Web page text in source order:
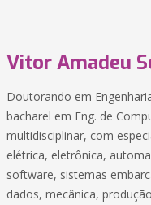
Vitor Amadeu
Doutorando em
bacharel em Eng. de
multidisciplinar, com
elétrica, eletrônica,
software, sistemas
dados, mecânica,